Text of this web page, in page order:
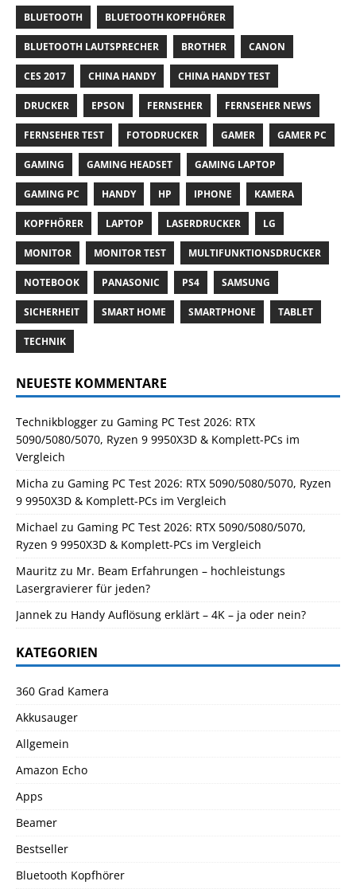
BLUETOOTH BLUETOOTH KOPFHÖRER
BLUETOOTH LAUTSPRECHER BROTHER CANON
CES 2017 CHINA HANDY CHINA HANDY TEST
DRUCKER EPSON FERNSEHER FERNSEHER NEWS
FERNSEHER TEST FOTODRUCKER GAMER GAMER PC
GAMING GAMING HEADSET GAMING LAPTOP
GAMING PC HANDY HP IPHONE KAMERA
KOPFHÖRER LAPTOP LASERDRUCKER LG
MONITOR MONITOR TEST MULTIFUNKTIONSDRUCKER
NOTEBOOK PANASONIC PS4 SAMSUNG
SICHERHEIT SMART HOME SMARTPHONE TABLET
TECHNIK
NEUESTE KOMMENTARE
Technikblogger zu Gaming PC Test 2026: RTX
5090/5080/5070, Ryzen 9 9950X3D & Komplett-PCs im
Vergleich
Micha zu Gaming PC Test 2026: RTX 5090/5080/5070, Ryzen
9 9950X3D & Komplett-PCs im Vergleich
Michael zu Gaming PC Test 2026: RTX 5090/5080/5070,
Ryzen 9 9950X3D & Komplett-PCs im Vergleich
Mauritz zu Mr. Beam Erfahrungen – hochleistungs
Lasergravierer für jeden?
Jannek zu Handy Auflösung erklärt – 4K – ja oder nein?
KATEGORIEN
360 Grad Kamera
Akkusauger
Allgemein
Amazon Echo
Apps
Beamer
Bestseller
Bluetooth Kopfhörer